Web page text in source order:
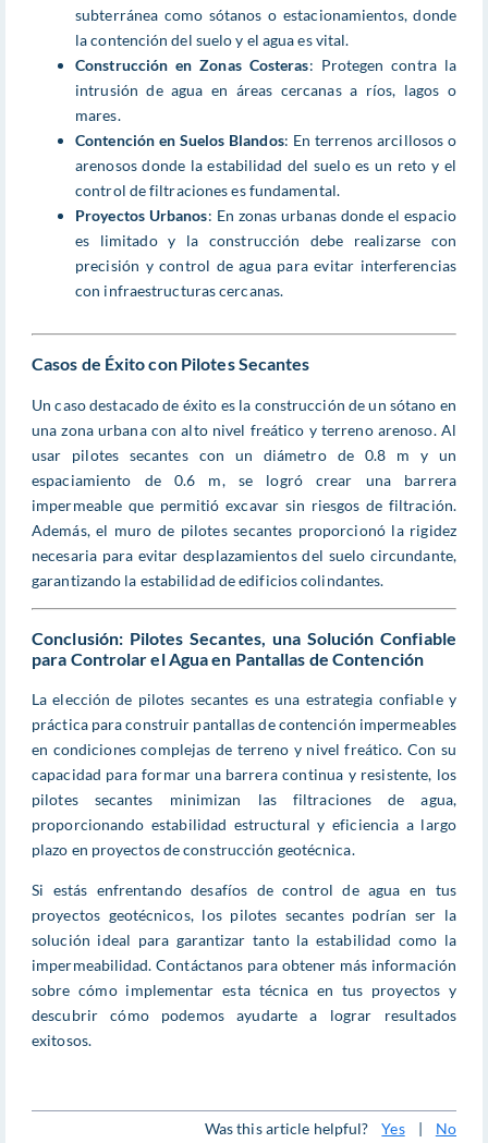
subterránea como sótanos o estacionamientos, donde
la contención del suelo y el agua es vital.
Construcción en Zonas Costeras: Protegen contra la
intrusión de agua en áreas cercanas a ríos, lagos o
mares.
Contención en Suelos Blandos: En terrenos arcillosos o
arenosos donde la estabilidad del suelo es un reto y el
control de filtraciones es fundamental.
Proyectos Urbanos: En zonas urbanas donde el espacio
es limitado y la construcción debe realizarse con
precisión y control de agua para evitar interferencias
con infraestructuras cercanas.
Casos de Éxito con Pilotes Secantes
Un caso destacado de éxito es la construcción de un sótano en
una zona urbana con alto nivel freático y terreno arenoso. Al
usar pilotes secantes con un diámetro de 0.8 m y un
espaciamiento de 0.6 m, se logró crear una barrera
impermeable que permitió excavar sin riesgos de filtración.
Además, el muro de pilotes secantes proporcionó la rigidez
necesaria para evitar desplazamientos del suelo circundante,
garantizando la estabilidad de edificios colindantes.
Conclusión: Pilotes Secantes, una Solución Confiable
para Controlar el Agua en Pantallas de Contención
La elección de pilotes secantes es una estrategia confiable y
práctica para construir pantallas de contención impermeables
en condiciones complejas de terreno y nivel freático. Con su
capacidad para formar una barrera continua y resistente, los
pilotes secantes minimizan las filtraciones de agua,
proporcionando estabilidad estructural y eficiencia a largo
plazo en proyectos de construcción geotécnica.
Si estás enfrentando desafíos de control de agua en tus
proyectos geotécnicos, los pilotes secantes podrían ser la
solución ideal para garantizar tanto la estabilidad como la
impermeabilidad. Contáctanos para obtener más información
sobre cómo implementar esta técnica en tus proyectos y
descubrir cómo podemos ayudarte a lograr resultados
exitosos.
Was this article helpful? Yes | No